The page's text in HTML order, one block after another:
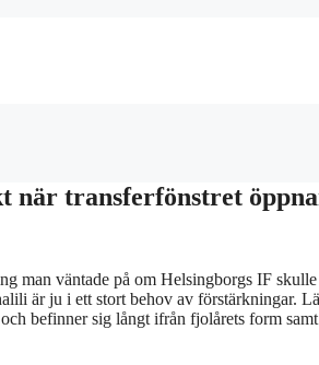
när transferfönstret
man väntade på om Helsingborgs IF
är ju i ett stort behov av förstärkningar.
befinner sig långt ifrån fjolårets form